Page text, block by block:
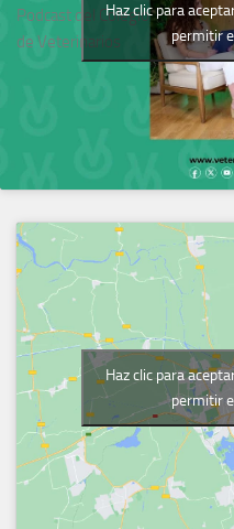
Podcast del Colegio
de Veterinarios
Haz clic para
permitir
Haz clic para
permitir